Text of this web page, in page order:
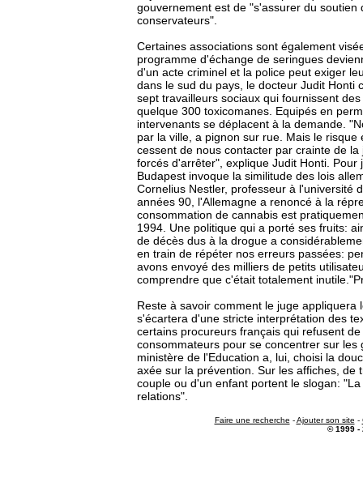
gouvernement est de "s'assurer du soutien
conservateurs".
Certaines associations sont également
programme d'échange de seringues
d'un acte criminel et la police peut exiger
dans le sud du pays, le docteur Judit Honti
sept travailleurs sociaux qui fournissent
quelque 300 toxicomanes. Equipés en
intervenants se déplacent à la demande.
par la ville, a pignon sur rue. Mais le risque
cessent de nous contacter par crainte de
forcés d'arrêter", explique Judit Honti. Pour
Budapest invoque la similitude des lois
Cornelius Nestler, professeur à l'université
années 90, l'Allemagne a renoncé à la
consommation de cannabis est
1994. Une politique qui a porté ses fruits:
de décès dus à la drogue a
en train de répéter nos erreurs passées:
avons envoyé des milliers de petits
comprendre que c'était totalement
Reste à savoir comment le juge appliquera
s'écartera d'une stricte interprétation des
certains procureurs français qui refusent
consommateurs pour se concentrer sur les
ministère de l'Education a, lui, choisi la
axée sur la prévention. Sur les affiches, de
couple ou d'un enfant portent le slogan:
relations".
Faire une recherche -Ajouter son site -
© 1999 -